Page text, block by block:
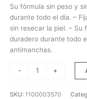
Su fórmula sin peso y
durante todo el día. –
sin resecar la piel. – Su
duradero durante todo
antimanchas.
- +
SKU: 1100003570